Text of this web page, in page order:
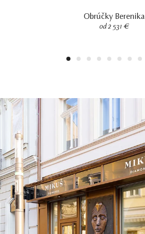
Obrúčky Berenika
od 2 531 €
1 2 3 4 5 6 7 8